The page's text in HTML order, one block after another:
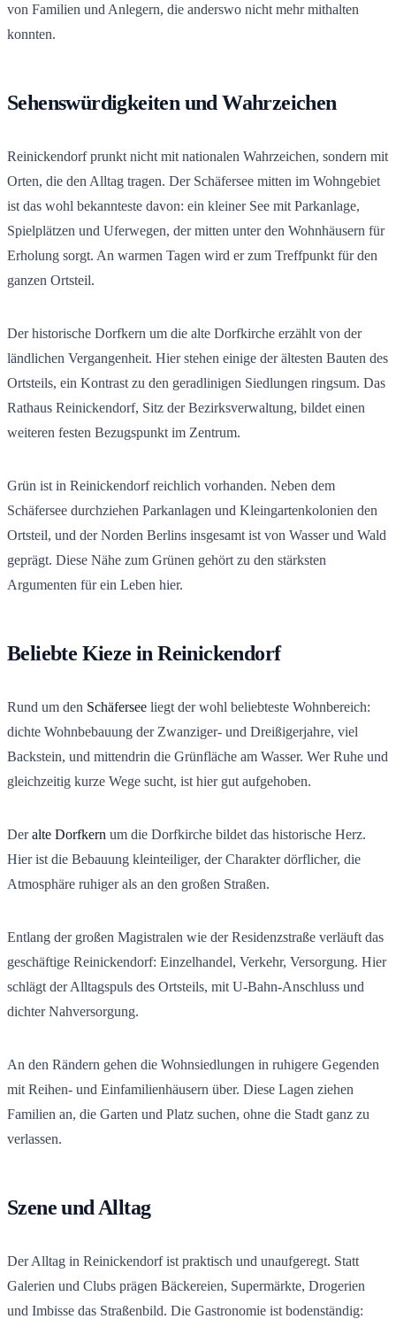
von Familien und Anlegern, die anderswo nicht mehr mithalten
konnten.
Sehenswürdigkeiten und Wahrzeichen
Reinickendorf prunkt nicht mit nationalen Wahrzeichen, sondern mit
Orten, die den Alltag tragen. Der Schäfersee mitten im Wohngebiet
ist das wohl bekannteste davon: ein kleiner See mit Parkanlage,
Spielplätzen und Uferwegen, der mitten unter den Wohnhäusern für
Erholung sorgt. An warmen Tagen wird er zum Treffpunkt für den
ganzen Ortsteil.
Der historische Dorfkern um die alte Dorfkirche erzählt von der
ländlichen Vergangenheit. Hier stehen einige der ältesten Bauten des
Ortsteils, ein Kontrast zu den geradlinigen Siedlungen ringsum. Das
Rathaus Reinickendorf, Sitz der Bezirksverwaltung, bildet einen
weiteren festen Bezugspunkt im Zentrum.
Grün ist in Reinickendorf reichlich vorhanden. Neben dem
Schäfersee durchziehen Parkanlagen und Kleingartenkolonien den
Ortsteil, und der Norden Berlins insgesamt ist von Wasser und Wald
geprägt. Diese Nähe zum Grünen gehört zu den stärksten
Argumenten für ein Leben hier.
Beliebte Kieze in Reinickendorf
Rund um den Schäfersee liegt der wohl beliebteste Wohnbereich:
dichte Wohnbebauung der Zwanziger- und Dreißigerjahre, viel
Backstein, und mittendrin die Grünfläche am Wasser. Wer Ruhe und
gleichzeitig kurze Wege sucht, ist hier gut aufgehoben.
Deralte Dorfkern um die Dorfkirche bildet das historische Herz.
Hier ist die Bebauung kleinteiliger, der Charakter dörflicher, die
Atmosphäre ruhiger als an den großen Straßen.
Entlang der großen Magistralen wie der Residenzstraße verläuft das
geschäftige Reinickendorf: Einzelhandel, Verkehr, Versorgung. Hier
schlägt der Alltagspuls des Ortsteils, mit U-Bahn-Anschluss und
dichter Nahversorgung.
An den Rändern gehen die Wohnsiedlungen in ruhigere Gegenden
mit Reihen- und Einfamilienhäusern über. Diese Lagen ziehen
Familien an, die Garten und Platz suchen, ohne die Stadt ganz zu
verlassen.
Szene und Alltag
Der Alltag in Reinickendorf ist praktisch und unaufgeregt. Statt
Galerien und Clubs prägen Bäckereien, Supermärkte, Drogerien
und Imbisse das Straßenbild. Die Gastronomie ist bodenständig: